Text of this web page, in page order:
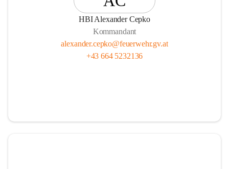
HBI Alexander Cepko
Kommandant
alexander.cepko@feuerwehr.gv.at
+43 664 5232136